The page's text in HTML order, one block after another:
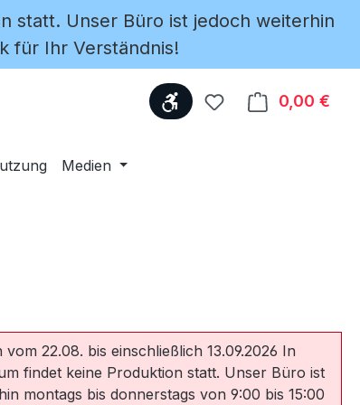
statt. Unser Büro ist jedoch weiterhin
für Ihr Verständnis!
Werkzeugleiste anzeigen
Du hast 00,00 €
Medien
vom 22.08. bis einschließlich 13.09.2026 In
findet keine Produktion statt. Unser Büro ist
montags bis donnerstags von 9:00 bis 15:00